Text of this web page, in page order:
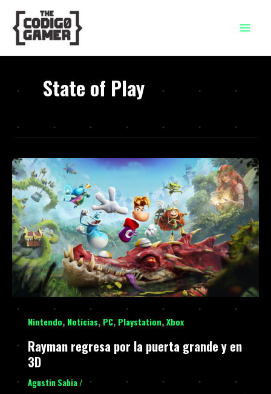
contenido
State of Play
Nintendo, Noticias, PC, Playstation,Xbox
Rayman regresa por la puerta grande y en
3D
Agustin Sabia /